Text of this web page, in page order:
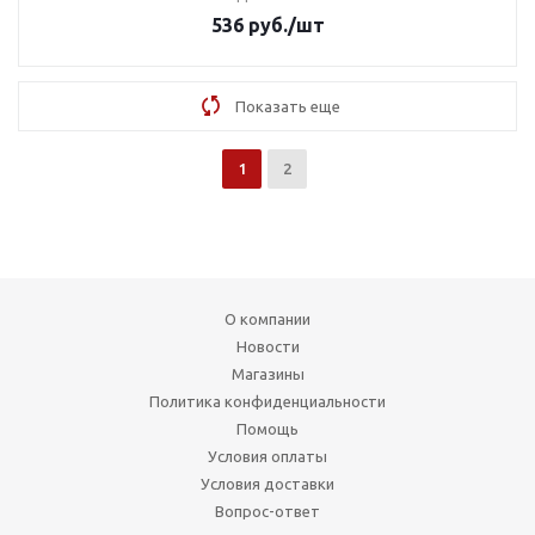
536 руб./шт
Показать еще
1 2
О компании
Новости
Магазины
Политика конфиденциальности
Помощь
Условия оплаты
Условия доставки
Вопрос-ответ